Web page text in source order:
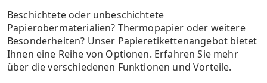
Beschichtete oder unbeschichtete
Papierobermaterialien? Thermopapier oder weitere
Besonderheiten? Unser Papieretikettenangebot bietet
Ihnen eine Reihe von Optionen. Erfahren Sie mehr
über die verschiedenen Funktionen und Vorteile.